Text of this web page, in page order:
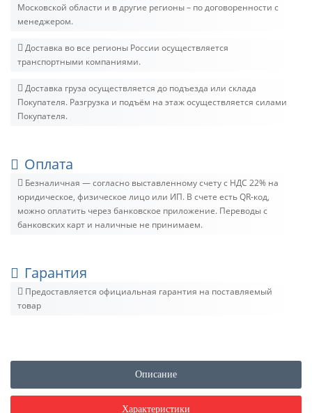
Московской области и в другие регионы – по договоренности с
менеджером.
Доставка во все регионы России осуществляется
транспортными компаниями.
Доставка груза осуществляется до подъезда или склада
Покупателя. Разгрузка и подъём на этаж осуществляется силами
Покупателя.
Оплата
Безналичная — согласно выставленному счету c НДС 22% на
юридическое, физическое лицо или ИП. В счете есть QR-код,
можно оплатить через банковское приложение. Переводы с
банковских карт и наличные не принимаем.
Гарантия
Предоставляется официальная гарантия на поставляемый
товар
Описание
Характеристики